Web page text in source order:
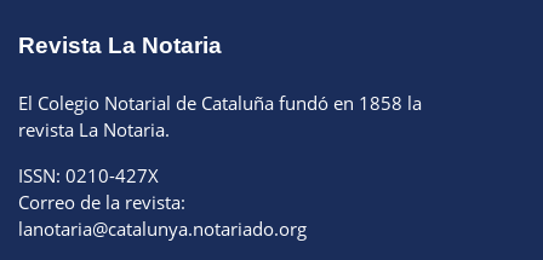
Revista La Notaria
El Colegio Notarial de Cataluña fundó en 1858 la
revista La Notaria.
ISSN: 0210-427X
Correo de la revista:
lanotaria@catalunya.notariado.org